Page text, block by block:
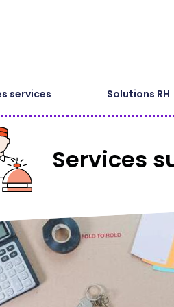
services Solutions RH
Services